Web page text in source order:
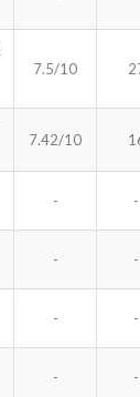
7.5/10
7.42/10
- -
- -
- -
- -